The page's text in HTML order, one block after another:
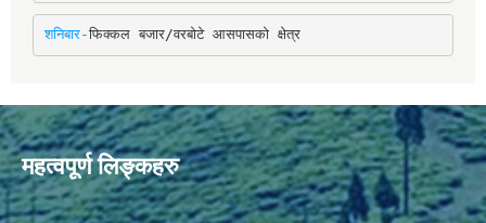
शनिबार-फिक्कल बजार/वरबोटे आसपासको क्षेत्र
महत्वपूर्ण लिङ्कहरु